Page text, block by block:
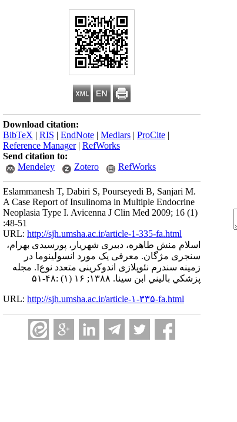
Download citation:
BibTeX | RIS | EndNote | Medlars | ProCite |
Reference Manager| RefWorks
Send citation to:
Mendeley
Zotero RefWorks
Eslammanesh T, Dabiri S, Pourseyedi B, Sanjari M.
A Case Report of Insulinoma in Multiple Endocrine
Neoplasia Type I. Avicenna J Clin Med 2009; 16 (1)
:48-51
URL: http://sjh.umsha.ac.ir/article-1-335-fa.html
اسلام منش طاهره، دبیری شهریار، پورسیدی بهرام،
سنجری مژگان. معرفی یک مورد انسولینوما در
زمینه سندرم نئوپلازی اندوکرینی متعدد نوعI. مجله
پزشكي باليني ابن سينا. ۱۳۸۸; ۱۶ (۱) :۴۸-۵۱
URL: http://sjh.umsha.ac.ir/article-۱-۳۳۵-fa.html